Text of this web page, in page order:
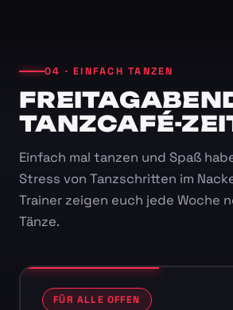
04 · EINFACH TANZEN
TANZCAFÉ-
Einfach mal tanzen und Spaß
Stress von Tanzschritten im
Trainer zeigen euch jede Woche
Tänze.
FÜR ALLE OFFEN